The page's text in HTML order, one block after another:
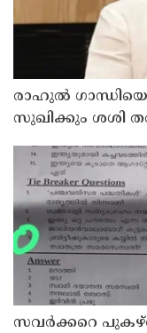
രാഹുല്‍
സുഖിക്കും ശശി
സവര്‍ക്കറെ